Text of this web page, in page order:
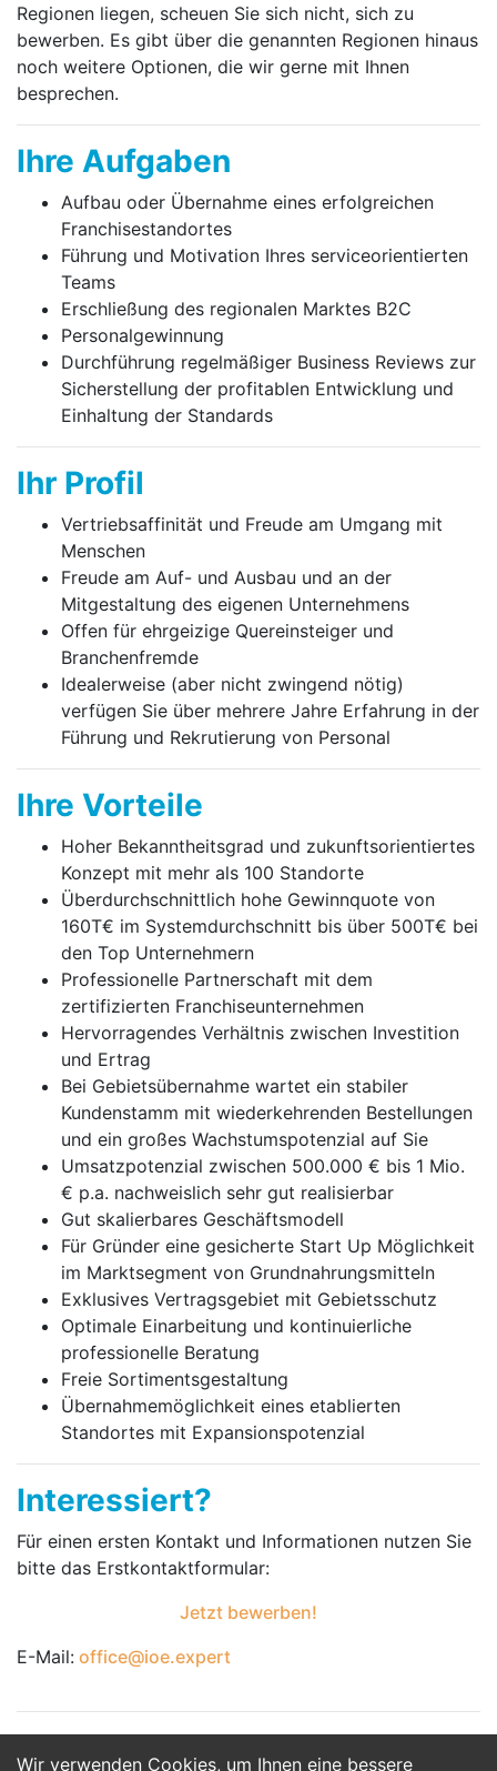
Wir verwenden Cookies, um Ihnen eine bessere
Regionen liegen, scheuen Sie sich nicht, sich zu
bewerben. Es gibt über die genannten Regionen hinaus
noch weitere Optionen, die wir gerne mit Ihnen
besprechen.
Ihre Aufgaben
Aufbau oder Übernahme eines erfolgreichen
Franchise­stand­ortes
Führung und Motivation Ihres service­orien­tier­ten
Teams
Erschließung des regionalen Marktes B2C
Personalgewinnung
Durchführung regelmäßiger Business Reviews zur
Sicher­stellung der profitablen Entwicklung und
Einhaltung der Standards
Ihr Profil
Vertriebsaffinität und Freude am Umgang mit
Menschen
Freude am Auf- und Ausbau und an der
Mitgestaltung des eigenen Unternehmens
Offen für ehrgeizige Quereinsteiger und
Branchenfremde
Idealerweise (aber nicht zwingend nötig)
verfügen Sie über mehrere Jahre Erfahrung in der
Führung und Rekrutierung von Personal
Ihre Vorteile
Hoher Bekanntheitsgrad und zukunftsorientiertes
Konzept mit mehr als 100 Standorte
Überdurchschnittlich hohe Gewinnquote von
160T€ im Systemdurchschnitt bis über 500T€ bei
den Top Unternehmern
Professionelle Partnerschaft mit dem
zertifizierten Franchise­unter­nehmen
Hervorragendes Verhältnis zwischen Investition
und Ertrag
Bei Gebietsübernahme wartet ein stabiler
Kundenstamm mit wiederkehrenden Bestellungen
und ein großes Wachstumspotenzial auf Sie
Umsatzpotenzial zwischen 500.000 € bis 1 Mio.
€ p.a. nach­weis­lich sehr gut realisierbar
Gut skalierbares Geschäftsmodell
Für Gründer eine gesicherte Start Up Möglichkeit
im Marktsegment von Grundnahrungsmitteln
Exklusives Vertragsgebiet mit Gebietsschutz
Optimale Einarbeitung und kontinuierliche
professionelle Beratung
Freie Sortimentsgestaltung
Übernahmemöglichkeit eines etablierten
Standortes mit Expansionspotenzial
Interessiert?
Für einen ersten Kontakt und Informationen nutzen Sie
bitte das Erst­kontakt­formular:
Jetzt bewerben!
E-Mail: office@ioe.expert